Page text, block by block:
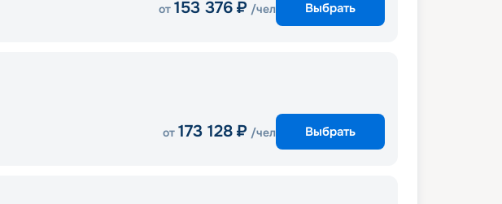
от 153 376 ₽ /чел Выбрать
от 173 128 ₽ /чел Выбрать